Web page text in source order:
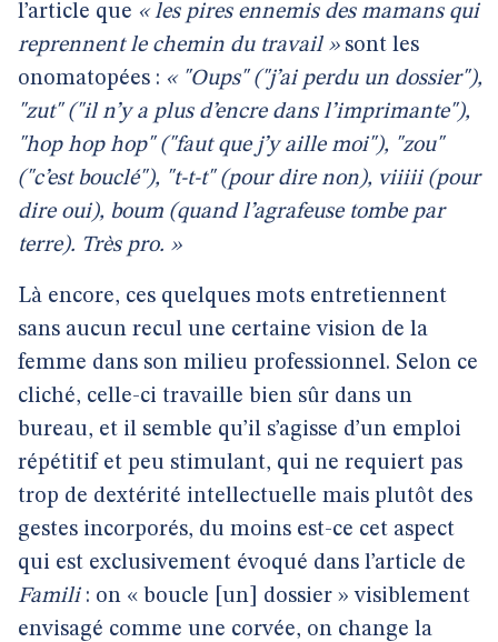
l’article que « les pires ennemis des mamans qui
reprennent le chemin du travail »sont les
onomatopées : « "Oups" ("j’ai perdu un dossier"),
"zut" ("il n’y a plus d’encre dans l’imprimante"),
"hop hop hop" ("faut que j’y aille moi"), "zou"
("c’est bouclé"), "t-t-t" (pour dire non), viiiii (pour
dire oui), boum (quand l’agrafeuse tombe par
terre). Très pro. »
Là encore, ces quelques mots entretiennent
sans aucun recul une certaine vision de la
femme dans son milieu professionnel. Selon ce
cliché, celle-ci travaille bien sûr dans un
bureau, et il semble qu’il s’agisse d’un emploi
répétitif et peu stimulant, qui ne requiert pas
trop de dextérité intellectuelle mais plutôt des
gestes incorporés, du moins est-ce cet aspect
qui est exclusivement évoqué dans l’article de
Famili: on « boucle [un] dossier » visiblement
envisagé comme une corvée, on change la